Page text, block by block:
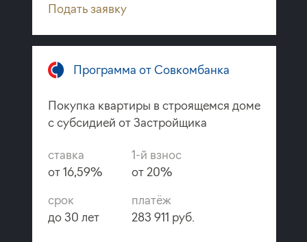
Подать заявку
Программа от Совкомбанка
Покупка квартиры в строящемся доме
с субсидией от Застройщика
ставка
от 16,59%
1-й взнос
от 20%
срок
до 30 лет
платёж
283 911 руб.